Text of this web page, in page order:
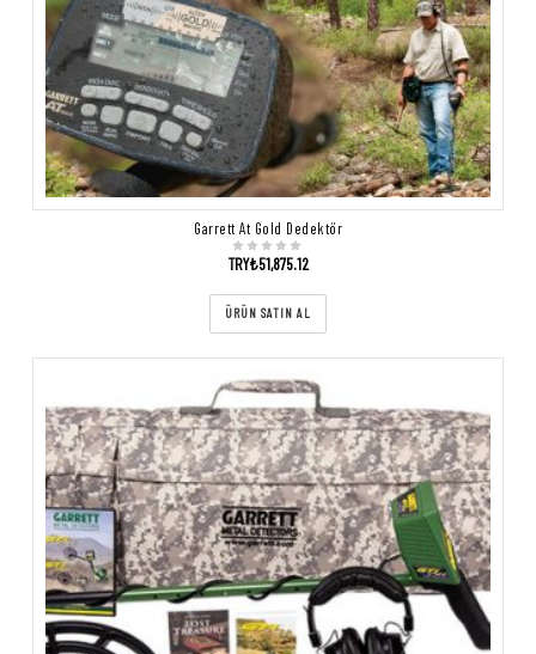
Garrett At Gold Dedektör
TRY₺51,875.12
ÜRÜN SATIN AL